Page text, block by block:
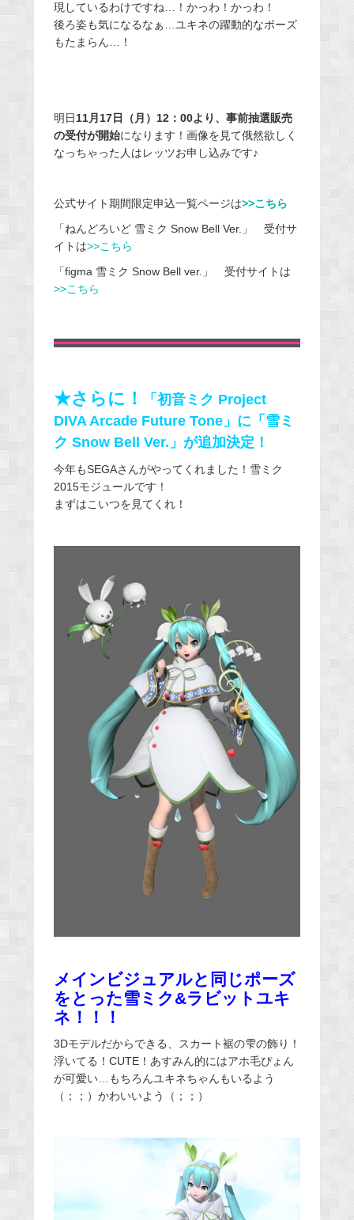
現しているわけですね…！かっわ！かっわ！
後ろ姿も気になるなぁ…ユキネの躍動的なポーズ
もたまらん…！
明日11月17日（月）12：00より、事前抽選販売
の受付が開始になります！画像を見て俄然欲しく
なっちゃった人はレッツお申し込みです♪
公式サイト期間限定申込一覧ページは>>こちら
「ねんどろいど 雪ミク Snow Bell Ver.」 受付サ
イトは>>こちら
「figma 雪ミク Snow Bell ver.」 受付サイトは
>>こちら
★さらに！
「初音ミク Project
DIVA Arcade Future Tone」に「雪ミ
ク Snow Bell Ver.」が追加決定！
今年もSEGAさんがやってくれました！雪ミク
2015モジュールです！
まずはこいつを見てくれ！
メインビジュアルと同じポーズ
をとった雪ミク&ラビットユキ
ネ！！！
3Dモデルだからできる、スカート裾の雫の飾り！
浮いてる！CUTE！あすみん的にはアホ毛ぴょん
が可愛い…もちろんユキネちゃんもいるよう
（；；）かわいいよう（；；）